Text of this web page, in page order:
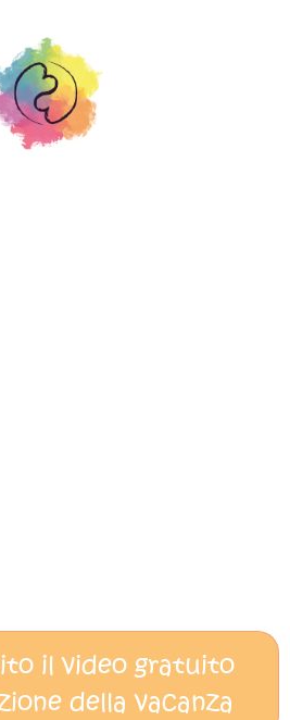
il video gratuito
della vacanza